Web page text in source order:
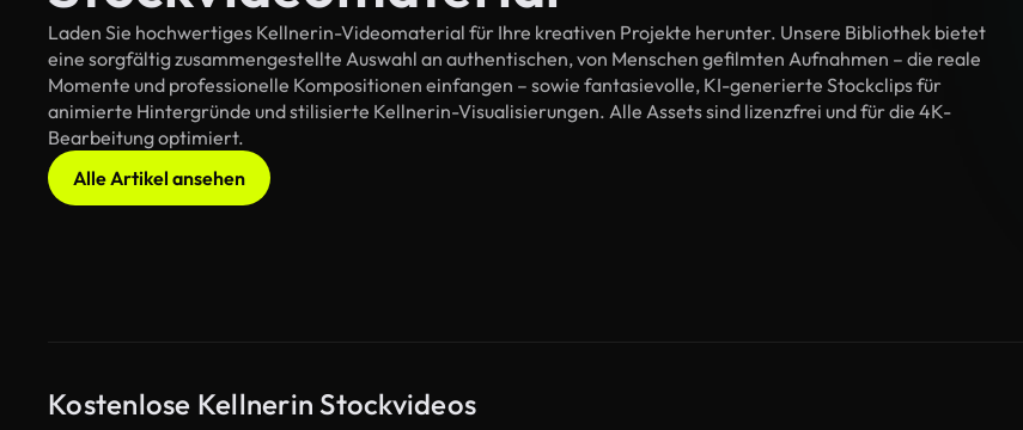
Laden Sie hochwertiges Kellnerin-Videomaterial für Ihre kreativen Projekte herunter. Unsere Bibliothek bietet
eine sorgfältig zusammengestellte Auswahl an authentischen, von Menschen gefilmten Aufnahmen – die reale
Momente und professionelle Kompositionen einfangen – sowie fantasievolle, KI-generierte Stockclips für
animierte Hintergründe und stilisierte Kellnerin-Visualisierungen. Alle Assets sind lizenzfrei und für die 4K-
Bearbeitung optimiert.
Alle Artikel ansehen
Kostenlose Kellnerin Stockvideos